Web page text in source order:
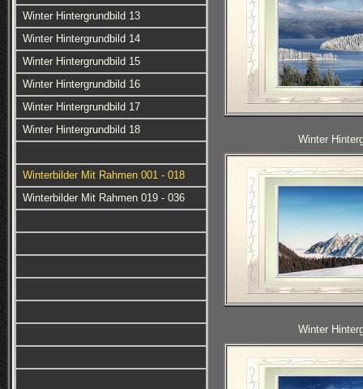
Winter Hintergrundbild 13
Winter Hintergrundbild 14
Winter Hintergrundbild 15
Winter Hintergrundbild 16
Winter Hintergrundbild 17
Winter Hintergrundbild 18
Winterbilder Mit Rahmen 001 - 018
Winterbilder Mit Rahmen 019 - 036
Winter
Winter